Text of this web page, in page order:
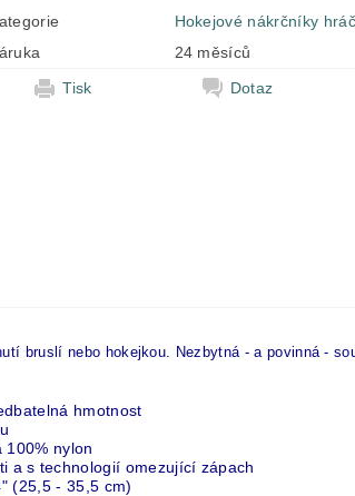
Hokejové nákrčníky
24 měsíců
Tisk
Dotaz
bruslí nebo hokejkou. Nezbytná - a povinná -
hmotnost
nylon
a s technologií omezující zápach
(25,5 - 35,5 cm)